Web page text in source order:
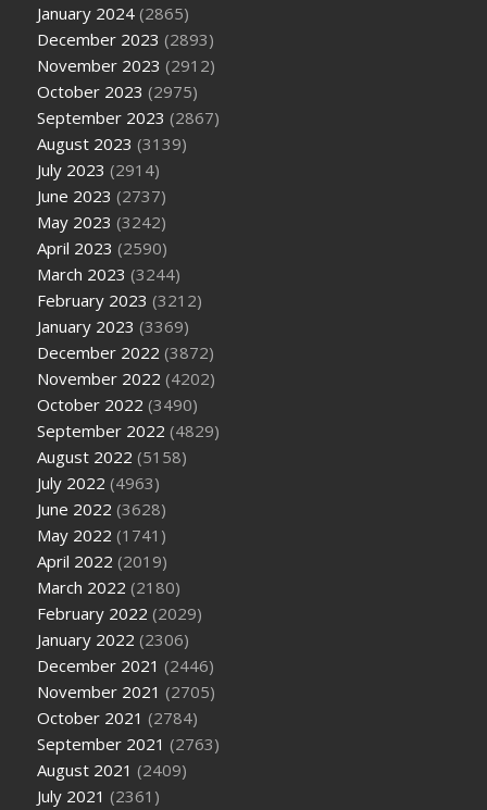
January 2024 (2865)
December 2023 (2893)
November 2023 (2912)
October 2023 (2975)
September 2023 (2867)
August 2023 (3139)
July 2023 (2914)
June 2023 (2737)
May 2023 (3242)
April 2023 (2590)
March 2023 (3244)
February 2023 (3212)
January 2023 (3369)
December 2022 (3872)
November 2022 (4202)
October 2022 (3490)
September 2022 (4829)
August 2022 (5158)
July 2022 (4963)
June 2022 (3628)
May 2022 (1741)
April 2022 (2019)
March 2022 (2180)
February 2022 (2029)
January 2022 (2306)
December 2021 (2446)
November 2021 (2705)
October 2021 (2784)
September 2021 (2763)
August 2021 (2409)
July 2021 (2361)